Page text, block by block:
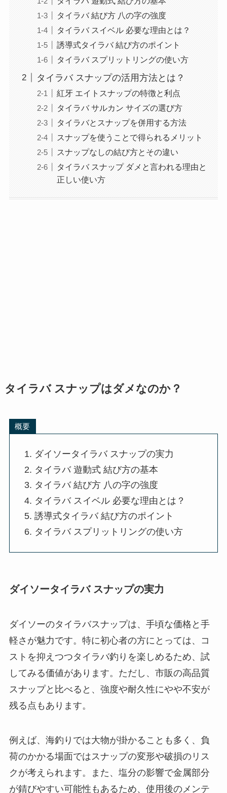
タイラバ 結び方 八の字の強度
タイラバ スイベル 必要な理由とは？
誘導式タイラバ 結び方のポイント
タイラバ スプリットリングの使い方
タイラバ スナップの活用方法とは？
紅牙 エイトスナップの特徴と利点
タイラバ サルカン サイズの選び方
タイラバとスナップを併用する方法
スナップを使うことで得られるメリット
スナップなしの結び方とその違い
タイラバ スナップ ダメと言われる理由と
正しい使い方
タイラバ スナップはダメなのか？
概要
ダイソータイラバ スナップの実力
タイラバ 遊動式 結び方の基本
タイラバ 結び方 八の字の強度
タイラバ スイベル 必要な理由とは？
誘導式タイラバ 結び方のポイント
タイラバ スプリットリングの使い方
ダイソータイラバ スナップの実力
ダイソーのタイラバスナップは、手頃な価格と手
軽さが魅力です。特に初心者の方にとっては、コ
ストを抑えつつタイラバ釣りを楽しめるため、試
してみる価値があります。ただし、市販の高品質
スナップと比べると、強度や耐久性にやや不安が
残る点もあります。
例えば、海釣りでは大物が掛かることも多く、負
荷のかかる場面ではスナップの変形や破損のリス
クが考えられます。また、塩分の影響で金属部分
が錆びやすい可能性もあるため、使用後のメンテ